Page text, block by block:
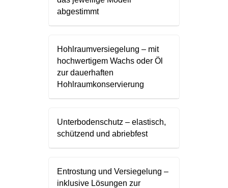
abgestimmt
Hohlraumversiegelung – mit
hochwertigem Wachs oder Öl
zur dauerhaften
Hohlraumkonservierung
Unterbodenschutz – elastisch,
schützend und abriebfest
Entrostung und Versiegelung –
inklusive Lösungen zur